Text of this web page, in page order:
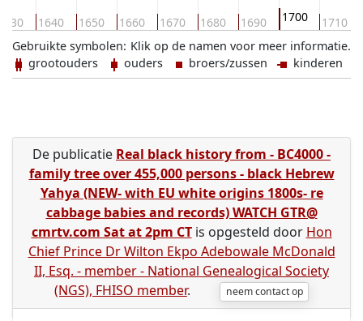
1640 1650 1660 1670 1680 1690 1700 1710
Klik op de namen voor meer informatie.
Gebruikte symbolen:
grootouders
ouders broers/zussen kinderen
De publicatie Real black history from - BC4000 -
family tree over 455,000 persons - black Hebrew
Yahya (NEW- with EU white origins 1800s- re
cabbage babies and records) WATCH GTR@
cmrtv.com Sat at 2pm CTis opgesteld door Hon
Chief Prince Dr Wilton Ekpo Adebowale McDonald
II, Esq. - member - National Genealogical Society
(NGS), FHISO member. neem contact op